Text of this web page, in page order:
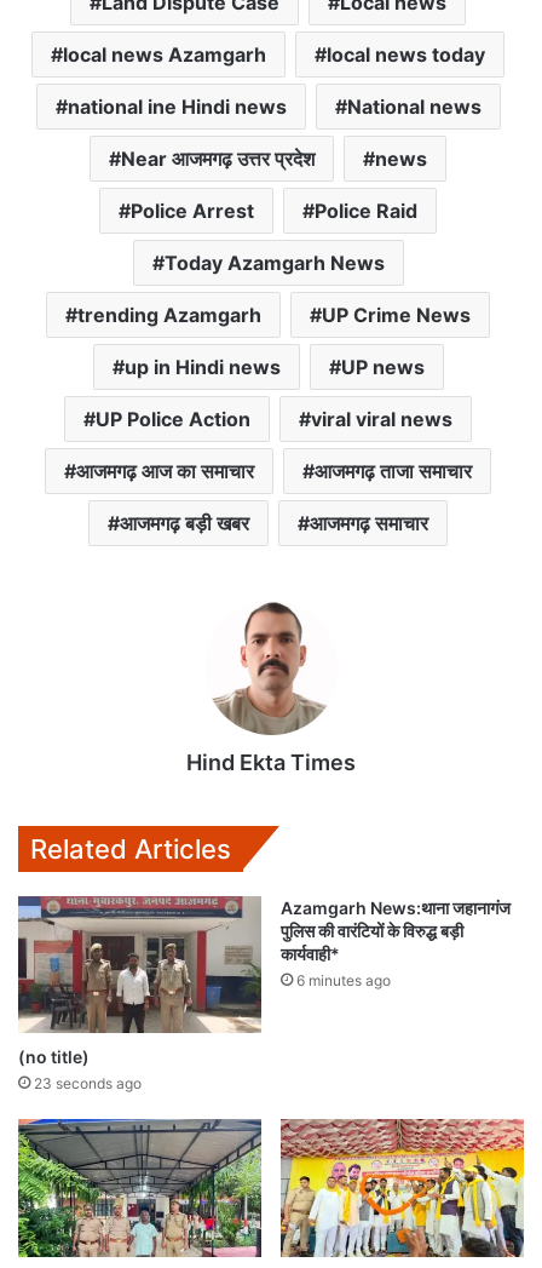
local news Azamgarh local news today
national ine Hindi news National news
Near आजमगढ़ उत्तर प्रदेश news
Police Arrest Police Raid
Today Azamgarh News
trending Azamgarh UP Crime News
up in Hindi news UP news
UP Police Action viral viral news
आजमगढ़ आज का समाचार आजमगढ़ ताजा समाचार
आजमगढ़ बड़ी खबर आजमगढ़ समाचार
Hind Ekta Times
Related Articles
(no title)
23 seconds ago
Azamgarh News:थाना जहानागंज
पुलिस की वारंटियों के विरुद्ध बड़ी
कार्यवाही*
6 minutes ago